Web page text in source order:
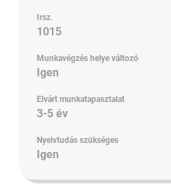
Irsz.
1015
Munkavégzés helye változó
Igen
Elvárt munkatapasztalat
3-5 év
Nyelvtudás szükséges
Igen
megtekintéséhez.